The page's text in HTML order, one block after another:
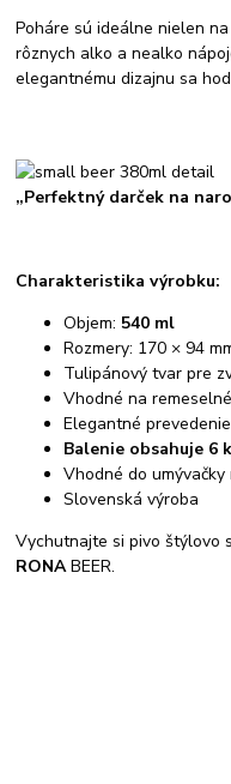
Poháre sú ideálne nielen
rôznych alko a nealko
elegantnému dizajnu sa
„Perfektný darček na
Charakteristika výrobku:
Objem: 540 ml
Rozmery: 170 × 94
Tulipánový tvar pre
Vhodné na
Elegantné
Balenie obsahuje 6
Vhodné do umývačky
Slovenská výroba
Vychutnajte si pivo štýlovo
RONABEER.